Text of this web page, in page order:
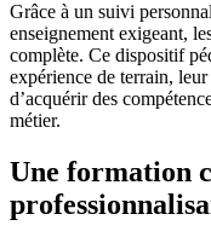
Grâce à un suivi
enseignement exigeant,
complète. Ce dispositif
expérience de terrain,
d’acquérir des
métier.
Une formation